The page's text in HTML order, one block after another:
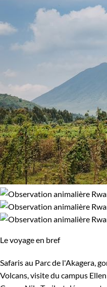
Le voyage en bref
Safaris au Parc de l'Akagera,
Volcans, visite du campus